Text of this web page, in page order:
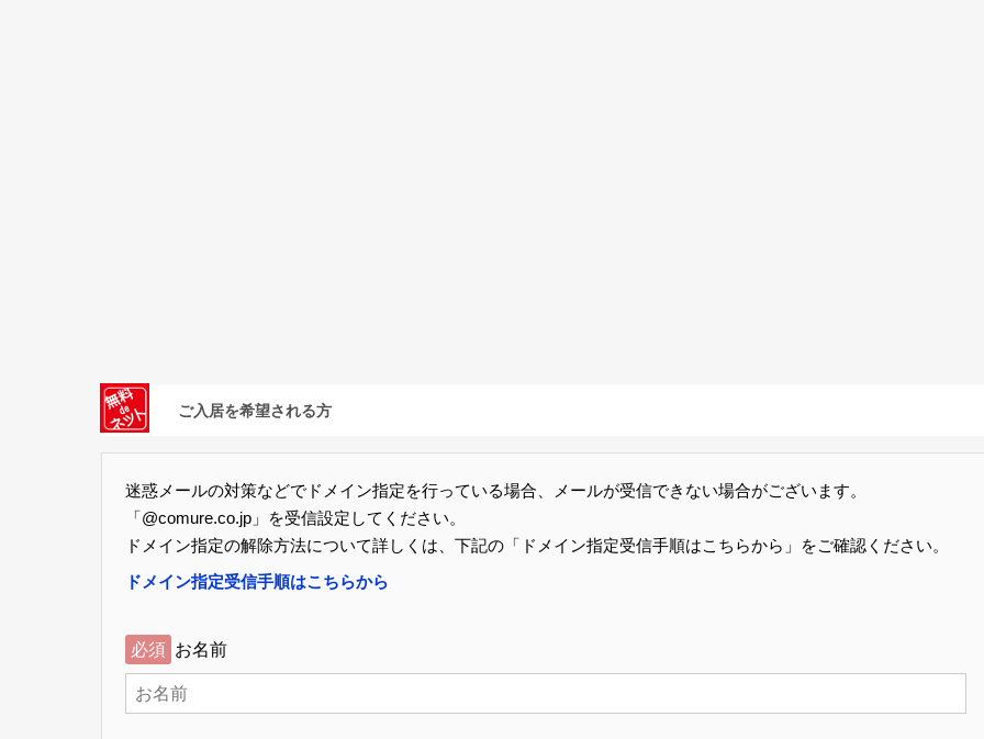
ご入居を希望される方
迷惑メールの対策などでドメイン指定を行っている場合、メールが受信できない場合がございます。
「@comure.co.jp」を受信設定してください。
ドメイン指定の解除方法について詳しくは、下記の「ドメイン指定受信手順はこちらから」をご確認ください。
ドメイン指定受信手順はこちらから
必須 お名前